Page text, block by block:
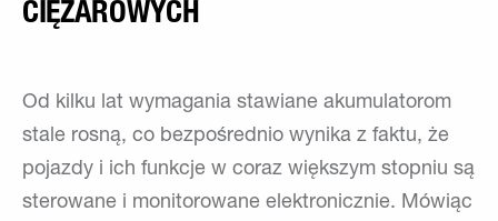
CIĘŻAROWYCH
Od kilku lat wymagania stawiane akumulatorom
stale rosną, co bezpośrednio wynika z faktu, że
pojazdy i ich funkcje w coraz większym stopniu są
sterowane i monitorowane elektronicznie. Mówiąc